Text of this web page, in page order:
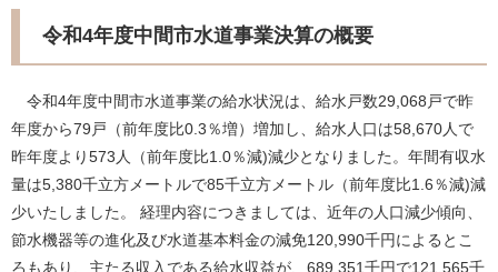
令和4年度中間市水道事業決算の概要
令和4年度中間市水道事業の給水状況は、給水戸数29,068戸で昨
年度から79戸（前年度比0.3％増）増加し、給水人口は58,670人で
昨年度より573人（前年度比1.0％減)減少となりました。年間有収水
量は5,380千立方メートルで85千立方メートル（前年度比1.6％減)減
少いたしました。 経理内容につきましては、近年の人口減少傾向、
節水機器等の進化及び水道基本料金の減免120,990千円によるとこ
ろもあり、主たる収入である給水収益が、689,351千円で121,565千